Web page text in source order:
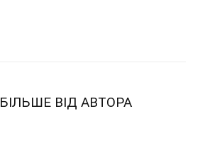
БІЛЬШЕ ВІД АВТОРА